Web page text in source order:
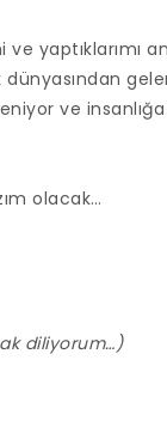
yaptıklarımı
ve
olacak…
diliyorum…)